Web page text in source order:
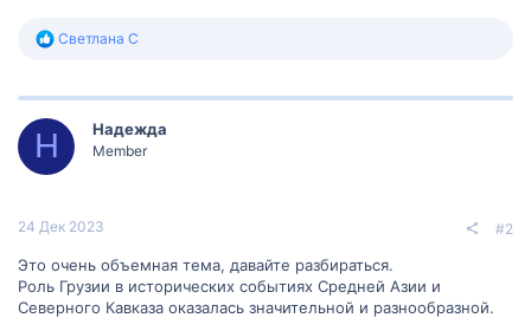
Р
к
и
:
Светлана С
Н Надежда
Member
24 Дек 2023 #2
Это очень объемная тема, давайте разбираться.
Роль Грузии в исторических событиях Средней Азии и
Северного Кавказа оказалась значительной и разнообразной.